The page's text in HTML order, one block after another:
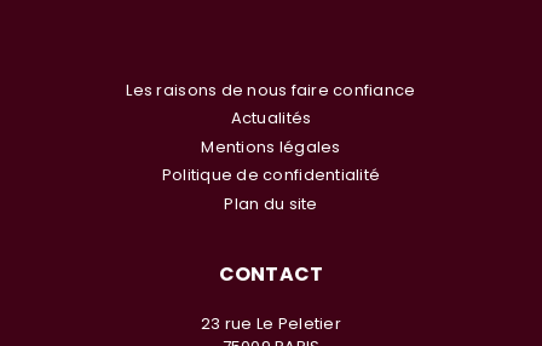
Les raisons de nous faire confiance
Actualités
Mentions légales
Politique de confidentialité
Plan du site
CONTACT
23 rue Le Peletier